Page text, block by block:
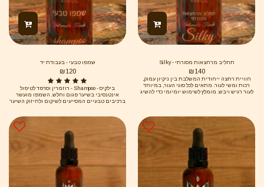
תחליב מרחצאות מסורתי - Silky
₪140
חוויית רחצה ייחודית המשלבת בין ניקיון עמוק,
רכות ומשי לעור. מתאים לכל סוגי העור, במיוחד
לעור רגיש ויבש. מומלץ לשימוש יומיומי כדי להשיג
שמפו טבעי - בעבודת יד
₪120
בילקיס - Shampoo - רוזמרין וסרפד לטיפול
אינטנסיבי בשיער פגום וחלש. השמפו מועשר
ברכיבים טבעיים המסייעים לשיקום ולחיזוק השיער